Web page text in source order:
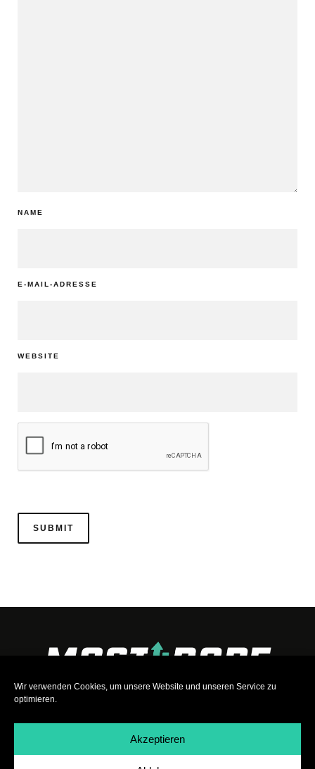
Wir verwenden Cookies, um unsere Website und unseren Service zu
optimieren.
Akzeptieren
NAME
E-MAIL-ADRESSE
WEBSITE